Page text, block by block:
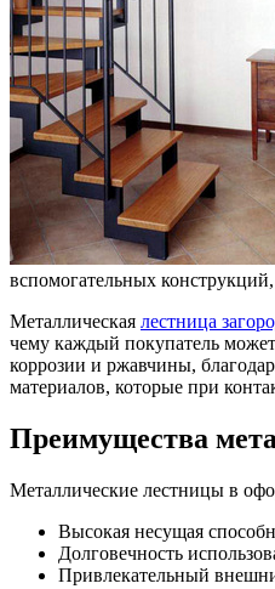
вспомогательных
Металлическая лестница
чему каждый покупатель
коррозии и ржавчины,
материалов, которые при
Преимущества
Металлические лестницы в
Высокая несущая
Долговечность
Привлекательный